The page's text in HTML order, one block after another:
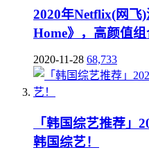
2020年Netflix(网飞
Home》，高颜值组
2020-11-28 68,733
「韩国综艺推荐」
韩国综艺！